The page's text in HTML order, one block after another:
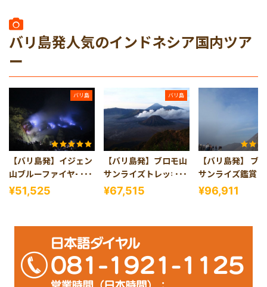
バリ島発人気のインドネシア国内ツア
ー
バリ島
【バリ島発】イジェン
山ブルーファイヤー1
泊2日
¥51,525
バリ島
【バリ島発】ブロモ山
サンライズトレッキン
グツアー1泊2日
¥67,515
【バリ島発】 ブ
サンライズ鑑賞
の青い炎が揺ら
ジェン山ツアー2
¥96,911